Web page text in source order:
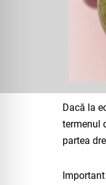
Dacă la
termenul
partea